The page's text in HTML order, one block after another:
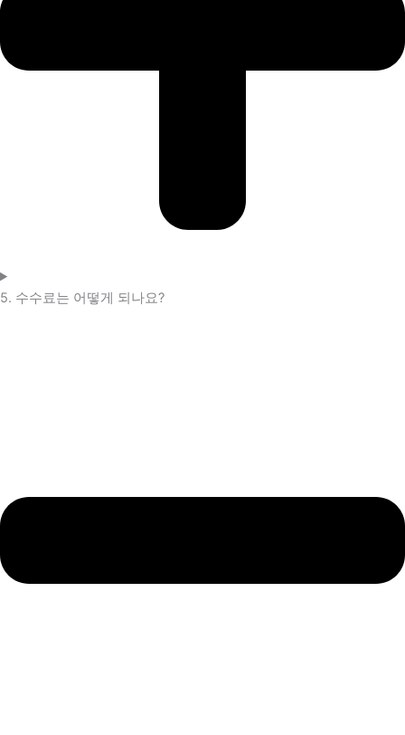
5. 수수료는 어떻게 되나요?